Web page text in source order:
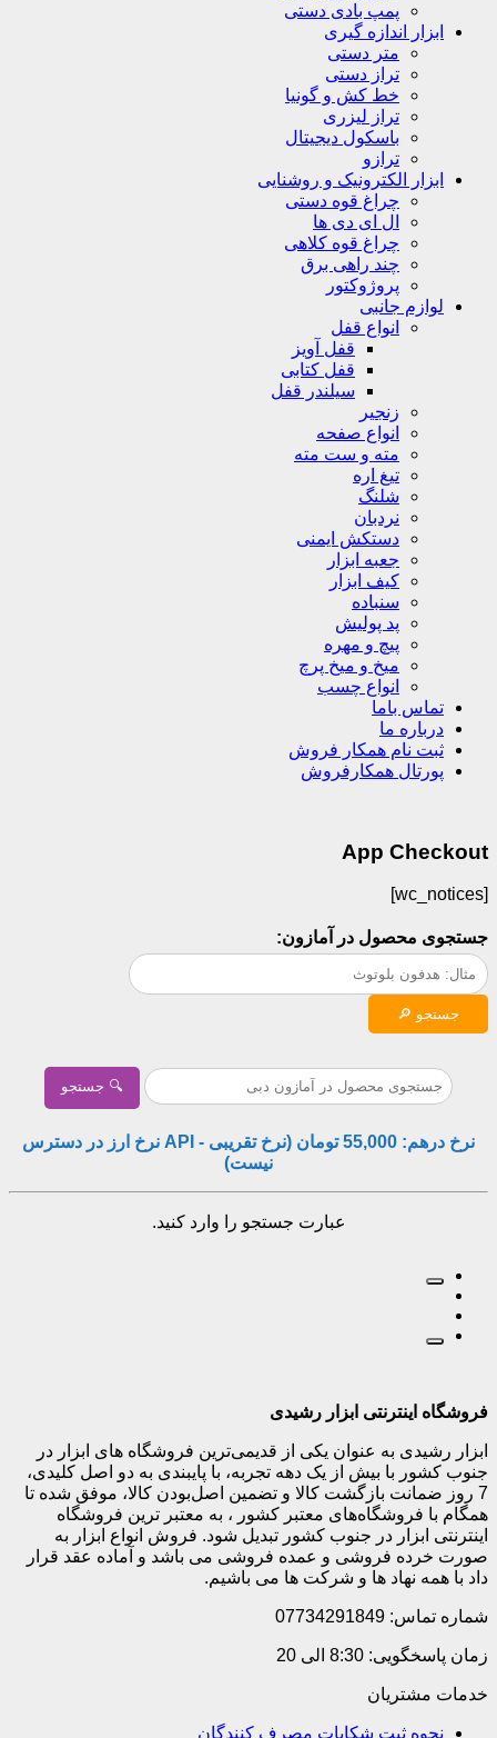
پمپ بادی دستی
ابزار اندازه گیری
متر دستی
تراز دستی
خط کش و گونیا
تراز لیزری
باسکول دیجیتال
ترازو
ابزار الکترونیک و روشنایی
چراغ قوه دستی
ال ای دی ها
چراغ قوه کلاهی
چند راهی برق
پروژوکتور
لوازم جانبی
انواع قفل
قفل آویز
قفل کتابی
سیلندر قفل
زنجیر
انواع صفحه
مته و ست مته
تیغ اره
شلنگ
نردبان
دستکش ایمنی
جعبه ابزار
کیف ابزار
سنباده
پد پولیش
پیچ و مهره
میخ و میخ پرچ
انواع چسب
تماس باما
درباره ما
ثبت نام همکار فروش
پورتال همکارفروش
App Checkout
[wc_notices]
جستجوی محصول در آمازون:
جستجو 🔎
🔍 جستجو
نرخ درهم: 55,000 تومان (نرخ تقریبی - API نرخ ارز در دسترس
نیست)
عبارت جستجو را وارد کنید.
فروشگاه اینترنتی ابزار رشیدی
ابزار رشیدی به عنوان یکی از قدیمی‌ترین فروشگاه های ابزار در
جنوب کشور با بیش از یک دهه تجربه، با پایبندی به دو اصل کلیدی،
7 روز ضمانت بازگشت کالا و تضمین اصل‌بودن کالا، موفق شده تا
همگام با فروشگاه‌های معتبر کشور ، به معتبر ترین فروشگاه
اینترنتی ابزار در جنوب کشور تبدیل شود. فروش انواع ابزار به
صورت خرده فروشی و عمده فروشی می باشد و آماده عقد قرار
داد با همه نهاد ها و شرکت ها می باشیم.
شماره تماس: 07734291849
زمان پاسخگویی: 8:30 الی 20
خدمات مشتریان
نحوه ثبت شکایات مصرف کنندگان